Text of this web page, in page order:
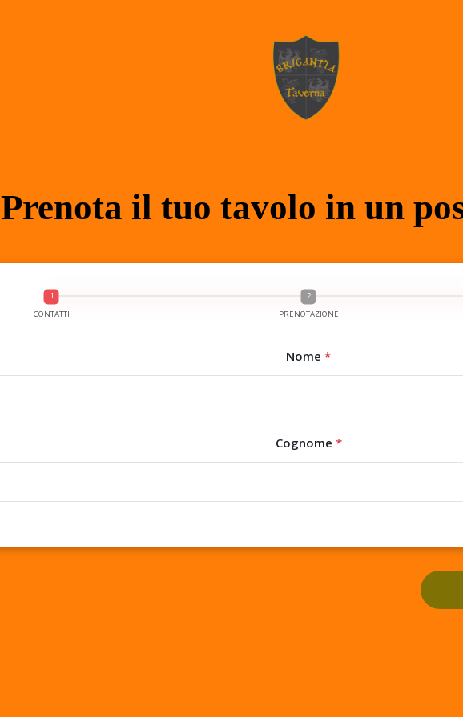
Prenota il tuo tavolo in un
CONTATTI PRENOTAZIONE
Nome *
Cognome *